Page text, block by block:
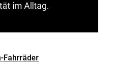
im Alltag.
Fahrräder